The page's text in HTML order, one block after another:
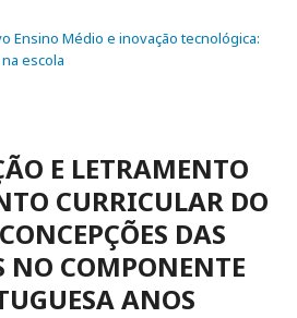
Ensino Médio e inovação tecnológica:
escola
E LETRAMENTO
CURRICULAR DO
DAS
NO COMPONENTE
ANOS